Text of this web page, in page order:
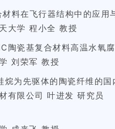
料在飞行器结构中的应用
大学 程小全 教授
陶瓷基复合材料高温水氧
刘荣军 教授
烷为先驱体的陶瓷纤维的国
有限公司 叶进发 研究员